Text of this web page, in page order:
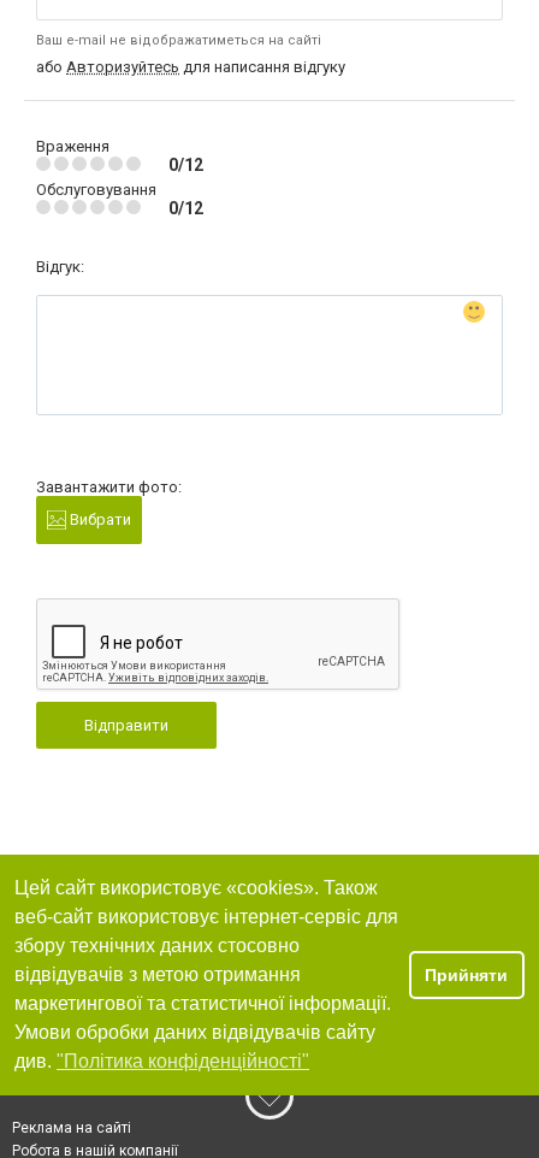
Ваш e-mail не відображатиметься на сайті
або Авторизуйтесь для написання відгуку
Враження
0/12
Обслуговування
0/12
Відгук:
Завантажити фото:
Вибрати
Відправити
Цей сайт використовує «cookies». Також
веб-сайт використовує інтернет-сервіс для
збору технічних даних стосовно
відвідувачів з метою отримання
маркетингової та статистичної інформації.
Умови обробки даних відвідувачів сайту
див. "Політика конфіденційності"
Прийняти
Реклама на сайті
Робота в нашій компанії